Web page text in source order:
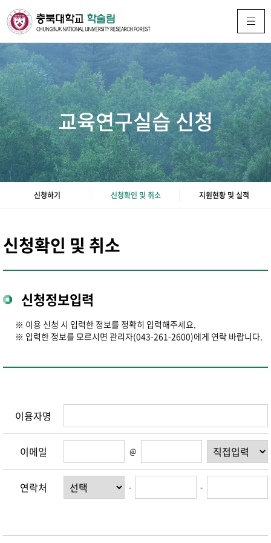
교육연구실습 신청
신청하기 신청확인 및 취소 지원현황 및 실적
신청확인 및 취소
신청정보입력
※ 이용 신청 시 입력한 정보를 정확히 입력해주세요.
※ 입력한 정보를 모르시면 관리자(043-261-2600)에게 연락 바랍니다.
이용자명
이메일 @
연락처 - -